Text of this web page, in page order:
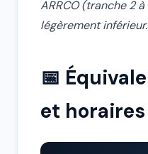
ARRCO (tranche 2
légèrement inférieur.
📅
et horaires